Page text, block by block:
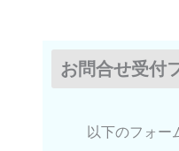
お問合せ受付
以下のフォー